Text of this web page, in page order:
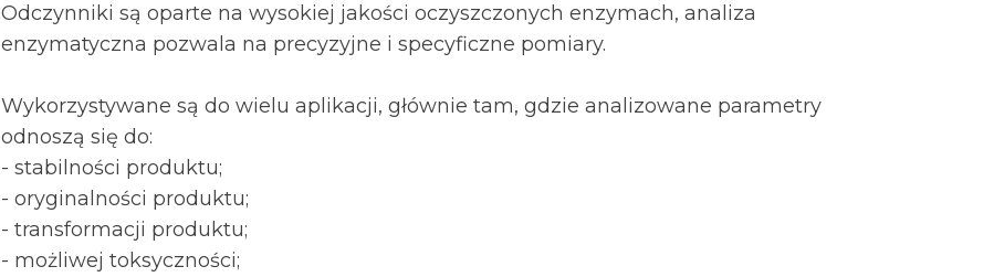
Odczynniki są oparte na wysokiej jakości oczyszczonych enzymach, analiza
enzymatyczna pozwala na precyzyjne i specyficzne pomiary.
Wykorzystywane są do wielu aplikacji, głównie tam, gdzie analizowane parametry
odnoszą się do:
- stabilności produktu;
- oryginalności produktu;
- transformacji produktu;
- możliwej toksyczności;